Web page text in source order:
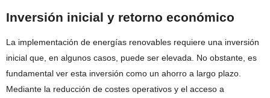
Inversión inicial y retorno económico
La implementación de energías renovables requiere una inversión
inicial que, en algunos casos, puede ser elevada. No obstante, es
fundamental ver esta inversión como un ahorro a largo plazo.
Mediante la reducción de costes operativos y el acceso a